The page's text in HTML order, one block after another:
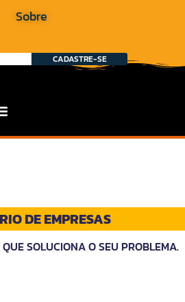
Sobre
CADASTRE-SE
DE EMPRESAS
SOLUCIONA O SEU PROBLEMA.